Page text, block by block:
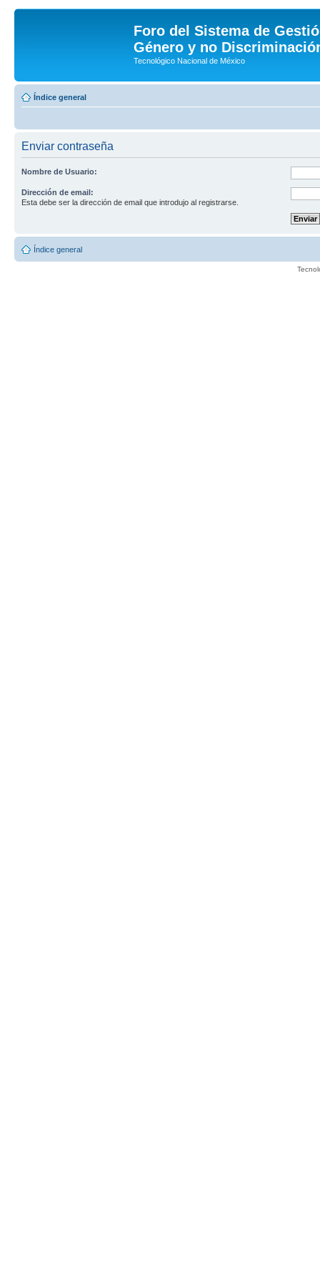
Foro del Sistema de
Género y no
Tecnológico Nacional de México
Índice general
Enviar contraseña
Nombre de Usuario:
Dirección de email:
Esta debe ser la dirección de email que introdujo al registrarse.
Índice general